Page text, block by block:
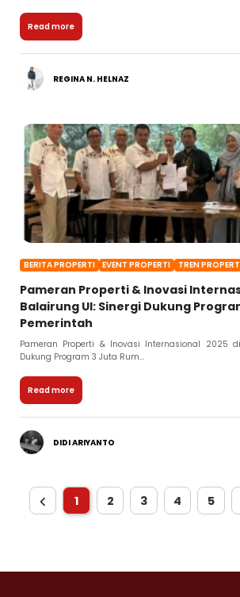
Read more
REGINA N. HELNAZ
BERITA PROPERTI EVENT PROPERTI TREN
Pameran Properti & Inovasi
Balairung UI: Sinergi Dukung
Pemerintah
Pameran Properti & Inovasi Internasional 2025
Dukung Program 3 Juta Rum...
Read more
DIDI ARIYANTO
1 2 3 4 5